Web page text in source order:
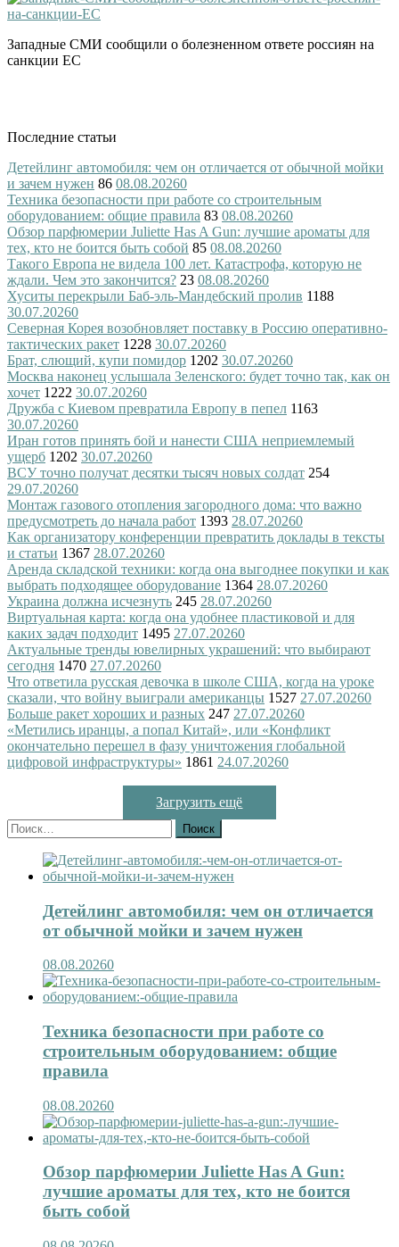
Западные СМИ сообщили о болезненном ответе россиян на
санкции ЕС
Последние статьи
Детейлинг автомобиля: чем он отличается от обычной мойки
и зачем нужен 86 08.08.20260
Техника безопасности при работе со строительным
оборудованием: общие правила 83 08.08.20260
Обзор парфюмерии Juliette Has A Gun: лучшие ароматы для
тех, кто не боится быть собой 85 08.08.20260
Такого Европа не видела 100 лет. Катастрофа, которую не
ждали. Чем это закончится? 23 08.08.20260
Хуситы перекрыли Баб-эль-Мандебский пролив 1188
30.07.20260
Северная Корея возобновляет поставку в Россию оперативно-
тактических ракет 1228 30.07.20260
Брат, слющий, купи помидор 1202 30.07.20260
Москва наконец услышала Зеленского: будет точно так, как он
хочет 1222 30.07.20260
Дружба с Киевом превратила Европу в пепел 1163
30.07.20260
Иран готов принять бой и нанести США неприемлемый
ущерб 1202 30.07.20260
ВСУ точно получат десятки тысяч новых солдат 254
29.07.20260
Монтаж газового отопления загородного дома: что важно
предусмотреть до начала работ 1393 28.07.20260
Как организатору конференции превратить доклады в тексты
и статьи 1367 28.07.20260
Аренда складской техники: когда она выгоднее покупки и как
выбрать подходящее оборудование 1364 28.07.20260
Украина должна исчезнуть 245 28.07.20260
Виртуальная карта: когда она удобнее пластиковой и для
каких задач подходит 1495 27.07.20260
Актуальные тренды ювелирных украшений: что выбирают
сегодня 1470 27.07.20260
Что ответила русская девочка в школе США, когда на уроке
сказали, что войну выиграли американцы 1527 27.07.20260
Больше ракет хороших и разных 247 27.07.20260
«Метились иранцы, а попал Китай», или «Конфликт
окончательно перешел в фазу уничтожения глобальной
цифровой инфраструктуры» 1861 24.07.20260
Загрузить ещё
Найти:
Детейлинг автомобиля: чем он отличается
от обычной мойки и зачем нужен
08.08.20260
Техника безопасности при работе со
строительным оборудованием: общие
правила
08.08.20260
Обзор парфюмерии Juliette Has A Gun:
лучшие ароматы для тех, кто не боится
быть собой